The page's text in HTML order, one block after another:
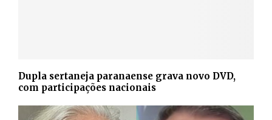
Dupla sertaneja paranaense grava novo DVD,
com participações nacionais